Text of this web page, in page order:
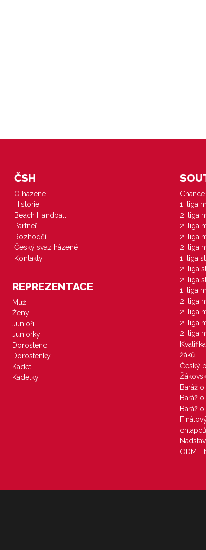
ČSH
O házené
Historie
Beach Handball
Partneři
Rozhodčí
Český svaz házené
Kontakty
REPREZENTACE
Muži
Ženy
Junioři
Juniorky
Dorostenci
Dorostenky
Kadeti
Kadetky
1. liga
2. liga
2. liga
2. liga
2. liga
1. liga
2. liga
2. liga
1. liga
2. liga
2. liga
2. liga
2. liga
žáků
Český
Baráž
Baráž
Baráž
chlapců
ODM -